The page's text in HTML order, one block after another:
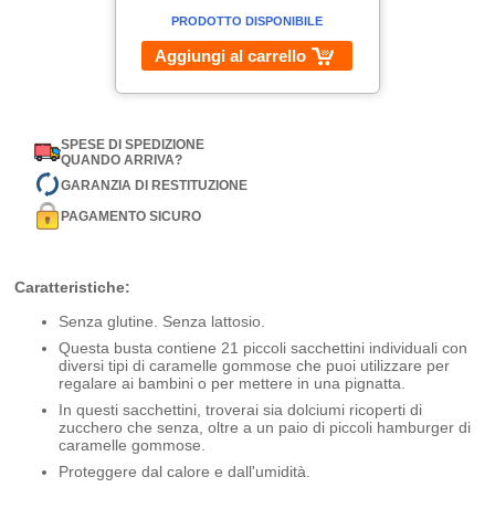
PRODOTTO DISPONIBILE
Aggiungi al carrello
SPESE DI SPEDIZIONE
QUANDO ARRIVA?
GARANZIA DI RESTITUZIONE
PAGAMENTO SICURO
Caratteristiche:
Senza glutine. Senza lattosio.
Questa busta contiene 21 piccoli sacchettini individuali con
diversi tipi di caramelle gommose che puoi utilizzare per
regalare ai bambini o per mettere in una pignatta.
In questi sacchettini, troverai sia dolciumi ricoperti di
zucchero che senza, oltre a un paio di piccoli hamburger di
caramelle gommose.
Proteggere dal calore e dall'umidità.